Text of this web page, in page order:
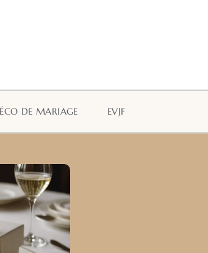
DE MARIAGE EVJF